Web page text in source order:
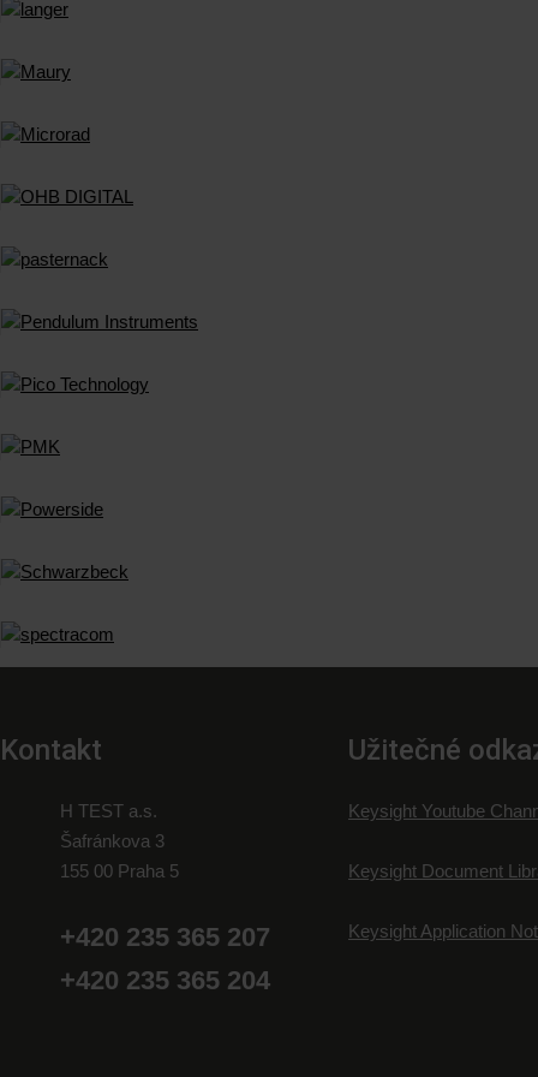
Kontakt
H TEST a.s.
Šafránkova 3
155 00 Praha 5
+420 235 365 207
+420 235 365 204
Užitečné
Keysight Youtube
Keysight Document
Keysight Application